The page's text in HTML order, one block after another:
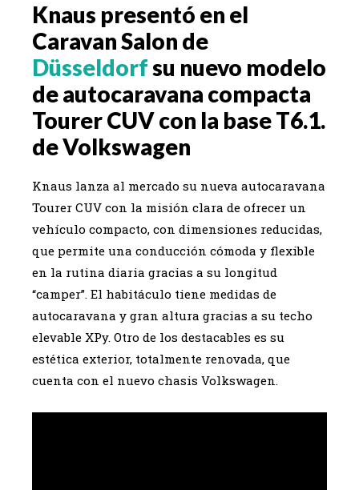
Knaus presentó en el
Caravan Salon de
Düsseldorfsu nuevo modelo
de autocaravana compacta
Tourer CUV con la base T6.1.
de Volkswagen
Knaus lanza al mercado su nueva autocaravana
Tourer CUV con la misión clara de ofrecer un
vehículo compacto, con dimensiones reducidas,
que permite una conducción cómoda y flexible
en la rutina diaria gracias a su longitud
“camper”. El habitáculo tiene medidas de
autocaravana y gran altura gracias a su techo
elevable XPy. Otro de los destacables es su
estética exterior, totalmente renovada, que
cuenta con el nuevo chasis Volkswagen.